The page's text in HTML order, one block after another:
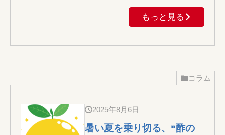
もっと見る
コラム
2025年8月6日
暑い夏を乗り切る、“酢の